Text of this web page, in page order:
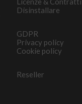
Disinstallare
GDPR
Privacy policy
Cookie policy
Reseller